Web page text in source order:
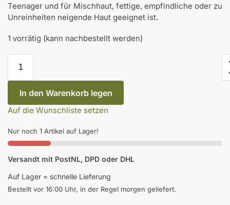
Teenager und für Mischhaut, fettige, empfindliche oder zu
Unreinheiten neigende Haut geeignet ist.
1 vorrätig (kann nachbestellt werden)
In den Warenkorb legen
Auf die Wunschliste setzen
Nur noch 1 Artikel auf Lager!
Versandt mit PostNL, DPD oder DHL
Auf Lager = schnelle Lieferung
Bestellt vor 16:00 Uhr, in der Regel morgen geliefert.